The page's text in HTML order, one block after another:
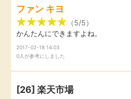
ファン キヨ
（5/5）
かんたんにできますよね。
2017-02-18 14:03
0人が参考にしました
[26]楽天市場